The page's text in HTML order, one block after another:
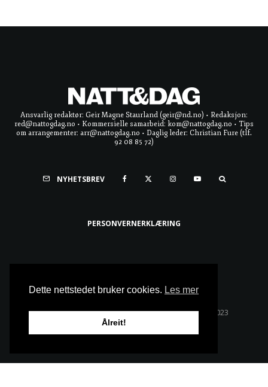
Ansvarlig redaktør: Geir Magne Staurland (geir@nd.no) • Redaksjon:
red@nattogdag.no • Kommersielle samarbeid: kom@nattogdag.no • Tips
om arrangementer: arr@nattogdag.no • Daglig leder: Christian Fure (tlf.
92 08 85 72)
NYHETSBREV
PERSONVERNERKLÆRING
Alle rettigheter reservert • Copyright © Natt & Dag 2023
Dette nettstedet bruker cookies. Les mer
Ålreit!